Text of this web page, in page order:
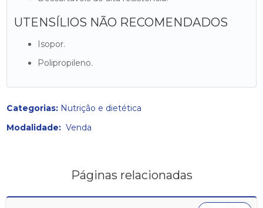
UTENSÍLIOS NÃO RECOMENDADOS
Isopor.
Polipropileno.
Categorias: Nutrição e dietética
Modalidade:Venda
Páginas relacionadas